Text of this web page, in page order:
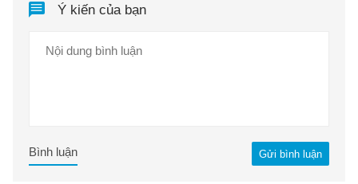
Ý kiến của bạn
Gửi bình luận
Bình luận